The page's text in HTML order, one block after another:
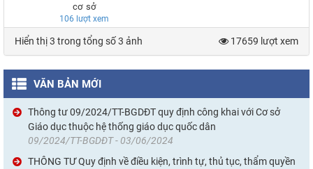
cơ sở
106 lượt xem
Hiển thị 3 trong tổng số 3 ảnh 17659 lượt xem
VĂN BẢN MỚI
Thông tư 09/2024/TT-BGDĐT quy định công khai với Cơ sở
Giáo dục thuộc hệ thống giáo dục quốc dân
09/2024/TT-BGDĐT - 03/06/2024
THÔNG TƯ Quy định về điều kiện, trình tự, thủ tục, thẩm quyền